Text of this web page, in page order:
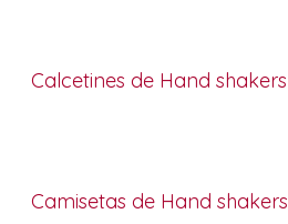
Calcetines de Hand shakers
Camisetas de Hand shakers